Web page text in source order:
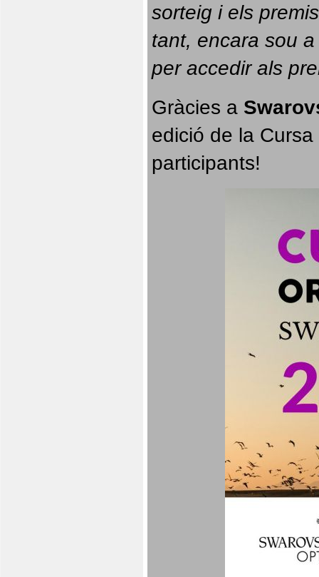
sorteig i els
tant, encara sou
per accedir als
Gràcies a
edició de la
participants!